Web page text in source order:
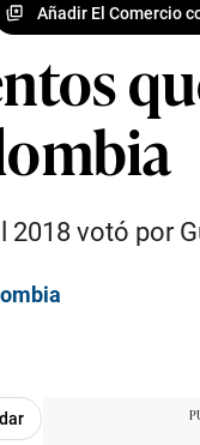
Añadir El Comercio
2018 votó por